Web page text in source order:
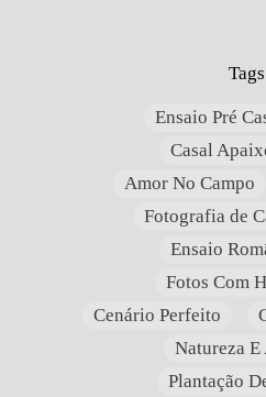
Tags
Ensaio Pré
Casal
Amor No Campo
Fotografia de
Ensaio
Fotos Com
Cenário Perfeito
Natureza E
Plantação